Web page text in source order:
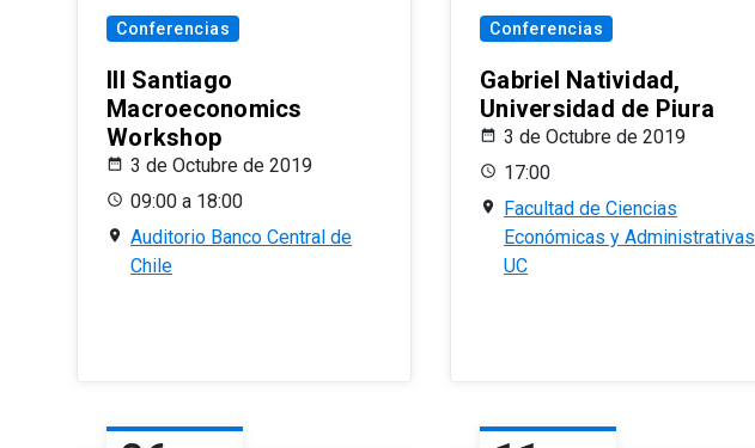
Conferencias
III Santiago
Macroeconomics
Workshop
3 de Octubre de 2019
09:00 a 18:00
Auditorio Banco Central de
Chile
Conferencias
Gabriel Natividad,
Universidad de Piura
3 de Octubre de 2019
17:00
Facultad de Ciencias
Económicas y Administrativas
UC